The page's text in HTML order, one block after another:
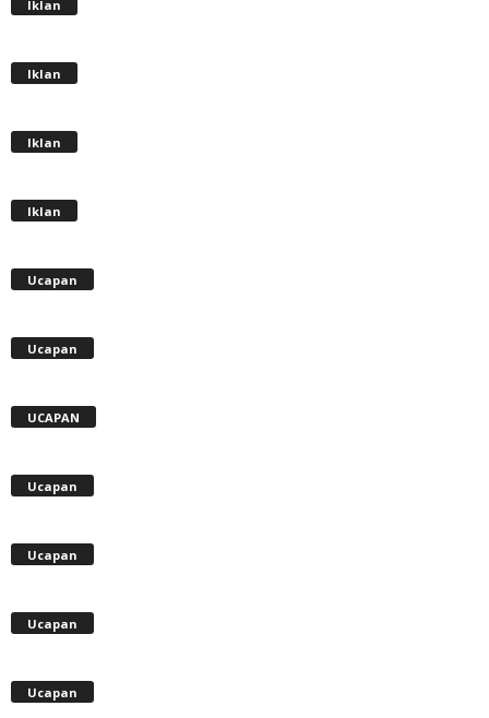
Iklan
Iklan
Iklan
Iklan
Ucapan
Ucapan
UCAPAN
Ucapan
Ucapan
Ucapan
Ucapan